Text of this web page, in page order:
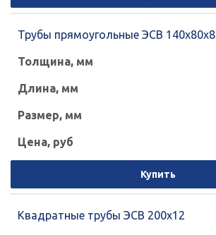
Трубы прямоугольные ЭСВ 140х80х8
Купить
Квадратные трубы ЭСВ 200х12